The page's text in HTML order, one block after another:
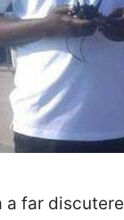
far